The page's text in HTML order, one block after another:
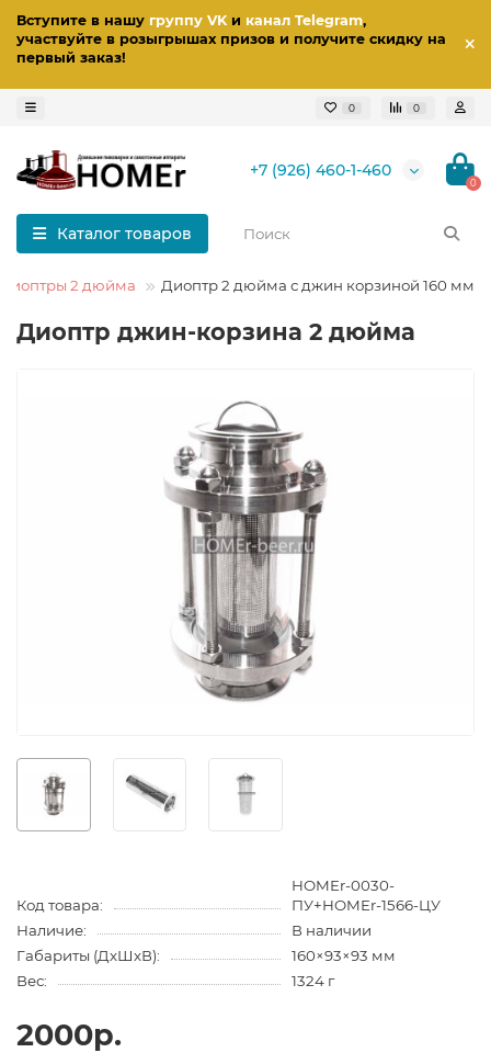
Вступите в нашу группу VKи канал Telegram,
участвуйте в розыгрышах призов и получите скидку на
первый заказ!
0 0
+7 (926) 460-1-460
0
Каталог товаров
Диоптры 2 дюйма Диоптр 2 дюйма с джин корзиной 160 мм
Диоптр джин-корзина 2 дюйма
Код товара:
HOMEr-0030-
ПУ+HOMEr-1566-ЦУ
Наличие:
В наличии
Габариты (ДхШхВ):
160×93×93 мм
Вес:
1324 г
2000р.